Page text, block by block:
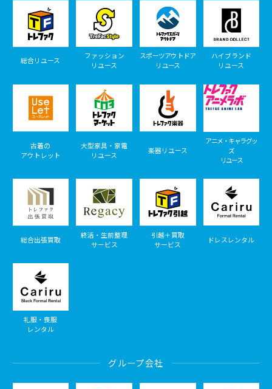
総合リユース
ファッション
リユース
スポーツアウトドア
リユース
ハイブランド
リユース
古着の
アウトレット
大型家具・家電
リユース
楽器リユース
アニメ・キャラグッ
ズ
リユース
総合出張買取
終活・生前整理
サービス
引越＋買取
サービス
ドレスレンタル
礼服・喪服
レンタル
グループ会社